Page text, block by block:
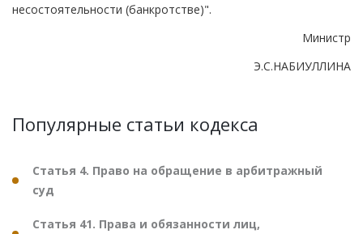
несостоятельности (банкротстве)".
Министр
Э.С.НАБИУЛЛИНА
Популярные статьи кодекса
Статья 4. Право на обращение в арбитражный
суд
Статья 41. Права и обязанности лиц,